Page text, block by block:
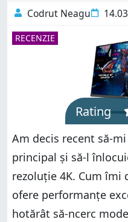
Codrut Neagu
RECENZIE
Rating
Am decis recent să-
principal și să-l
rezoluție 4K. Cum îmi
ofere performanțe
hotărât să-ncerc